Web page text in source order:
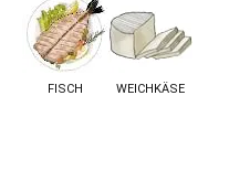
FISCH WEICHKÄSE